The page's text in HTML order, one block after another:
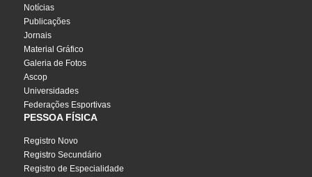
Notícias
Publicações
Jornais
Material Gráfico
Galeria de Fotos
Ascop
Universidades
Federações Esportivas
PESSOA FÍSICA
Registro Novo
Registro Secundário
Registro de Especialidade